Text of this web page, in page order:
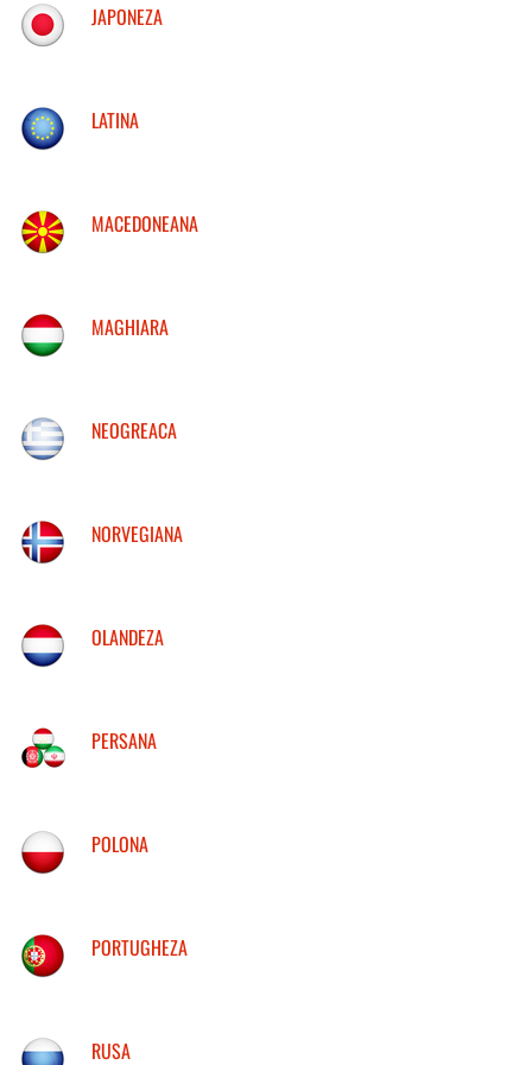
JAPONEZA
LATINA
MACEDONEANA
MAGHIARA
NEOGREACA
NORVEGIANA
OLANDEZA
PERSANA
POLONA
PORTUGHEZA
RUSA